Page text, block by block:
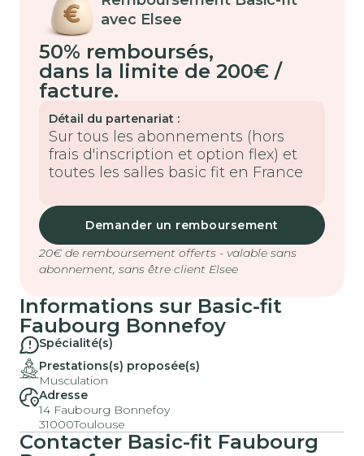
avec Elsee
50% remboursés,
dans la limite de 200€ /
facture.
Détail du partenariat :
Sur tous les abonnements (hors
frais d'inscription et option flex) et
toutes les salles basic fit en France
Demander un remboursement
20€ de remboursement offerts - valable sans
abonnement, sans être client Elsee
Informations sur Basic-fit
Faubourg Bonnefoy
Spécialité(s)
Prestations(s) proposée(s)
Musculation
Adresse
14 Faubourg Bonnefoy
31000Toulouse
Contacter Basic-fit Faubourg